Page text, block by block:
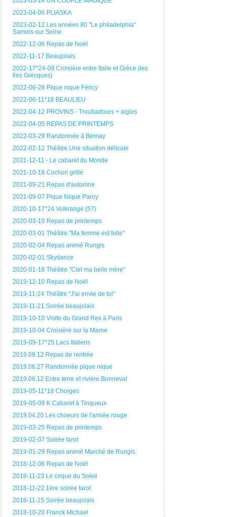
2023-04-06 PLIASKA
2023-02-12 Les années 80 "Le philadelphia"
Samois-sur Seine
2022-12-06 Repas de Noël
2022-11-17 Beaujolais
2022-17*24-09 Croisière entre Italie et Grèce (les
Iles Grecques)
2022-06-28 Pique nique Féricy
2022-06-11*18 BEAULIEU
2022-04-12 PROVINS - Troubadours + aigles
2022-04-05 REPAS DE PRINTEMPS
2022-03-29 Randonnée à Bernay
2022-02-12 Théâtre Une situation délicate
2021-12-11 - Le cabaret du Monde
2021-10-18 Cochon grillé
2021-09-21 Repas d'automne
2021-09-07 Pique Nique Paroy
2020-10-17*24 Volkrange (57)
2020-03-10 Repas de printemps
2020-03-01 Théâtre "Ma femme est folle"
2020-02-04 Repas animé Rungis
2020-02-01 Skydance
2020-01-18 Théâtre "Ciel ma belle mère"
2019-12-10 Repas de Noël
2019-11-24 Théâtre "J'ai envie de toi"
2019-11-21 Soirée beaujolais
2019-10-10 Visite du Grand Rex à Paris
2019-10-04 Croisière sur la Marne
2019-09-17*25 Lacs Italiens
2019.09.12 Repas de rentrée
2019.06.27 Randonnée pique nique
2019.06.12 Entre terre et rivière Bonneval
2019-05-11*18 Chorges
2019-05-09 K Cabaret à Tinqueux
2019.04.20 Les choeurs de l'armée rouge
2019-03-25 Repas de printemps
2019-02-07 Soirée tarot
2019-01-29 Repas animé Marché de Rungis
2018-12-06 Repas de Noël
2018-11-23 Le cirque du Soleil
2018-11-22 1ère soirée tarot
2018-11-15 Soirée beaujolais
2018-10-20 Franck Michael